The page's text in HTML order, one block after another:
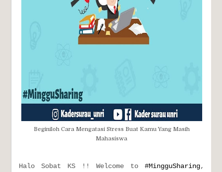
Beginiloh Cara Mengatasi Stress Buat Kamu Yang Masih
Mahasiswa
Halo Sobat KS !! Welcome to #MingguSharing,